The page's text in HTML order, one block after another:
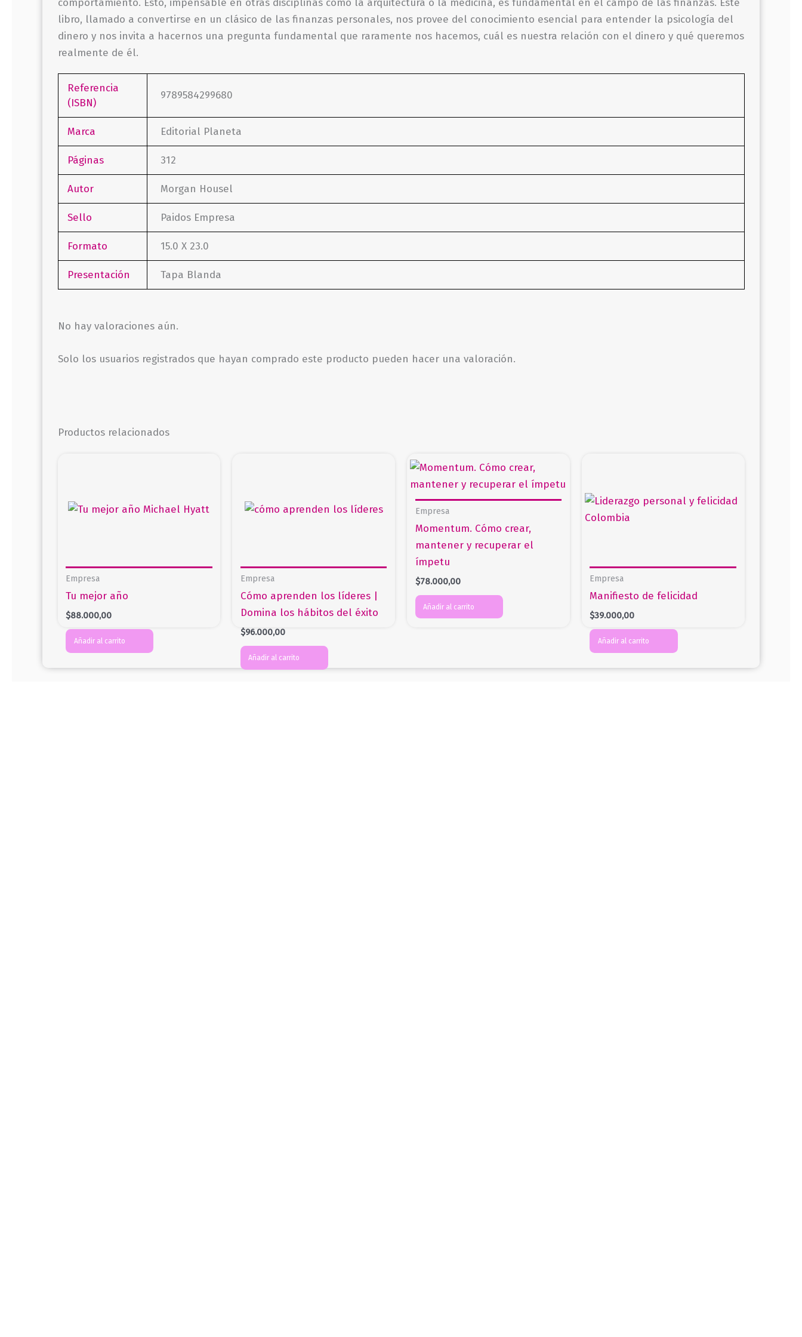
libro, llamado a convertirse en un clásico de las finanzas personales, nos provee del conocimiento esencial para entender la psicología del
dinero y nos invita a hacernos una pregunta fundamental que raramente nos hacemos, cuál es nuestra relación con el dinero y qué queremos
realmente de él.
Referencia
(ISBN)
9789584299680
Marca Editorial Planeta
Páginas 312
Autor Morgan Housel
Sello Paidos Empresa
Formato 15.0 X 23.0
Presentación Tapa Blanda
No hay valoraciones aún.
Solo los usuarios registrados que hayan comprado este producto pueden hacer una valoración.
Productos relacionados
Empresa
Tu mejor año
$88.000,00
Añadir al carrito
Empresa
Cómo aprenden los líderes |
Domina los hábitos del éxito
$96.000,00
Añadir al carrito
Empresa
Momentum. Cómo crear,
mantener y recuperar el
ímpetu
$78.000,00
Añadir al carrito
Empresa
Manifiesto de felicidad
$39.000,00
Añadir al carrito